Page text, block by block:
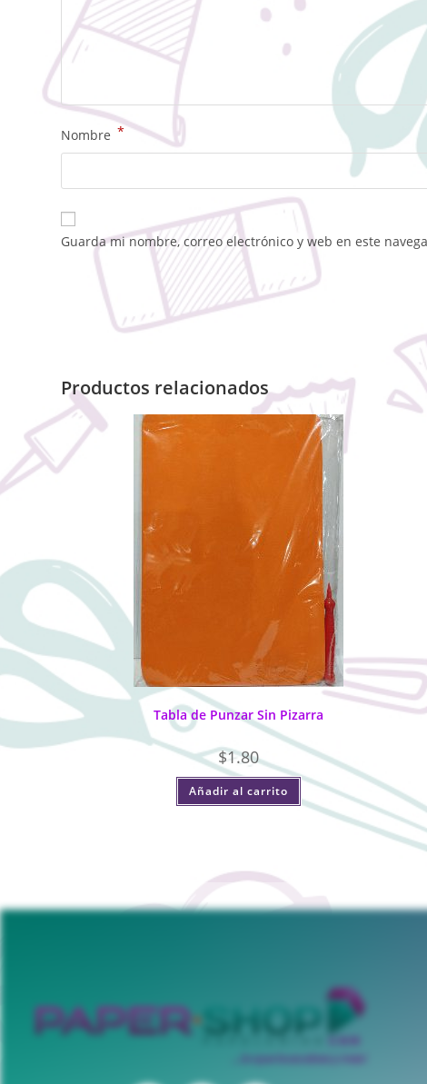
Nombre *
Guarda mi nombre, correo electrónico y web en este
Productos relacionados
Tabla de Punzar Sin Pizarra
$1.80
Añadir al carrito